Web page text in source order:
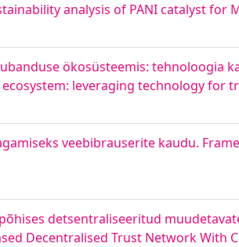
analysis of PANI catalyst for
ökosüsteemis: tehnoloogia
leveraging technology for
veebibrauserite kaudu.
detsentraliseeritud
Decentralised Trust Network With